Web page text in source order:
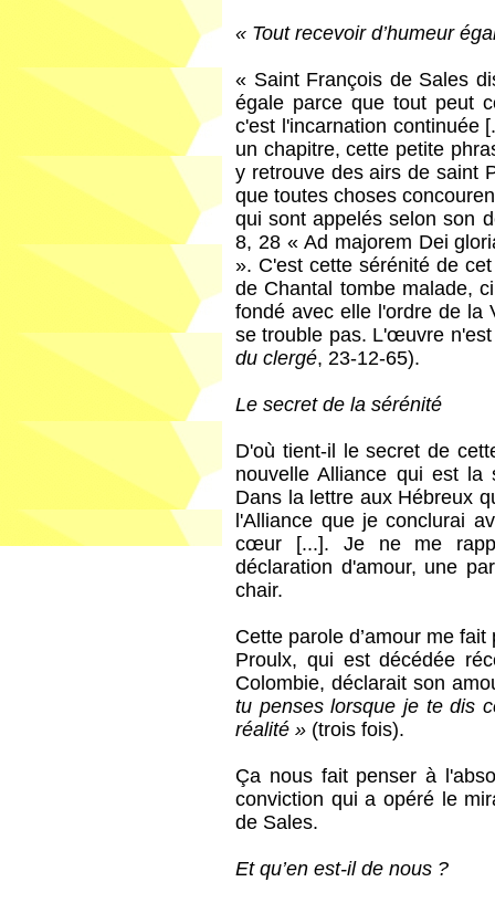
« Tout recevoir d’humeur
« Saint François de Sales
égale parce que tout peut
c'est l'incarnation continuée
un chapitre, cette petite
y retrouve des airs de saint
que toutes choses
qui sont appelés selon son
8, 28 « Ad majorem Dei
». C'est cette sérénité de
de Chantal tombe malade,
fondé avec elle l'ordre de la
se trouble pas. L'œuvre
du clergé, 23-12-65).
Le secret de la sérénité
D'où tient-il le secret de
nouvelle Alliance qui est la
Dans la lettre aux Hébreux
l'Alliance que je conclurai
cœur [...]. Je ne me
déclaration d'amour, une
chair.
Cette parole d’amour me
Proulx, qui est décédée
Colombie, déclarait son
tu penses lorsque je te dis
réalité » (trois fois).
Ça nous fait penser à
conviction qui a opéré le
de Sales.
Et qu’en est-il de nous ?